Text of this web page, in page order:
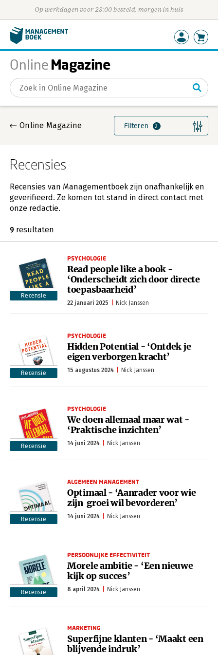
Op werkdagen voor 23:00 besteld, morgen in huis
Online Magazine
Gevonden artikelen
Online Magazine Filteren 2
Recensies
Recensies van Managementboek zijn onafhankelijk en
geverifieerd. Ze komen tot stand in direct contact met
onze redactie.
9 resultaten
Recensie
PSYCHOLOGIE
Read people like a book -
‘Onderscheidt zich door directe
toepasbaarheid’
22 januari 2025 Nick Janssen
Recensie
PSYCHOLOGIE
Hidden Potential - ‘Ontdek je
eigen verborgen kracht’
15 augustus 2024 Nick Janssen
Recensie
PSYCHOLOGIE
We doen allemaal maar wat -
‘Praktische inzichten’
14 juni 2024 Nick Janssen
Recensie
ALGEMEEN MANAGEMENT
Optimaal - ‘Aanrader voor wie
zijn groei wil bevorderen’
14 juni 2024 Nick Janssen
Recensie
PERSOONLIJKE EFFECTIVITEIT
Morele ambitie - ‘Een nieuwe
kijk op succes’
8 april 2024 Nick Janssen
MARKETING
Superfijne klanten - ‘Maakt een
blijvende indruk’